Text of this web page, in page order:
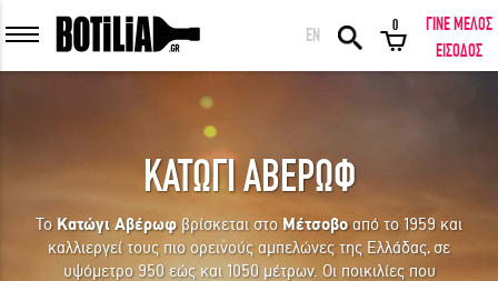
ΕΙΣΟΔΟΣ ΜΕΛΩΝ
ΕΙΣΟΔΟΣ Ξέχασα τον κωδικό μου!
EN
0
ΓΙΝΕ ΜΕΛΟΣ
ΕΙΣΟΔΟΣ
ΚΑΤΩΓΙ ΑΒΕΡΩΦ
Το Κατώγι Αβέρωφβρίσκεται στο Μέτσοβοαπό το 1959 και
καλλιεργεί τους πιο ορεινούς αμπελώνες της Ελλάδας, σε
υψόμετρο 950 εώς και 1050 μέτρων. Οι ποικιλίες που